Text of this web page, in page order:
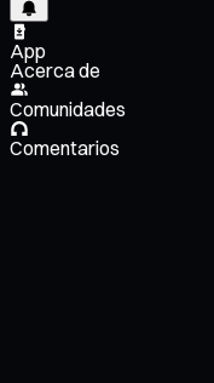
App
Acerca de
Comunidades
Comentarios